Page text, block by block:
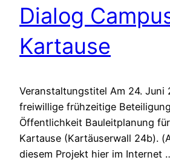
Dialog
Kartause
Veranstaltungstitel Am 24. Juni
freiwillige frühzeitige
Öffentlichkeit Bauleitplanung
Kartause (Kartäuserwall 24b).
diesem Projekt hier im Internet